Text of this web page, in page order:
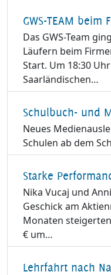
GWS-TEAM beim
Das GWS-Team
Läufern beim
Start. Um 18:30
Saarländischen…
Schulbuch- und
Neues
Schulen ab dem
Starke
Nika Vucaj und
Geschick am
Monaten
€ um…
Lehrfahrt nach